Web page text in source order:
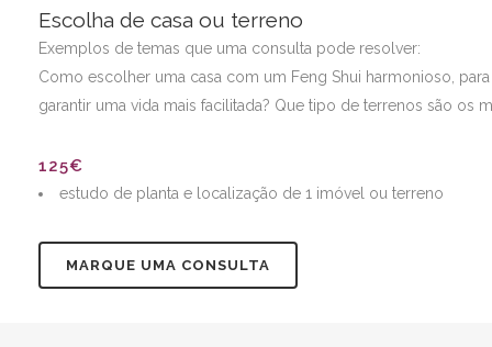
Escolha de casa ou terreno
Exemplos de temas que uma consulta pode resolver:
Como escolher uma casa com um Feng Shui harmonioso,
garantir uma vida mais facilitada? Que tipo de terrenos são os
125€
estudo de planta e localização de 1 imóvel ou terreno
MARQUE UMA CONSULTA